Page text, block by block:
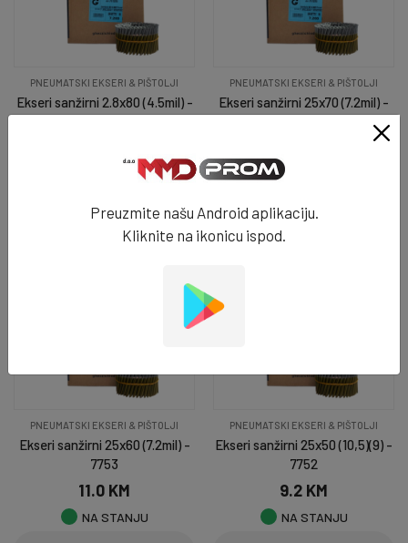
PNEUMATSKI EKSERI & PIŠTOLJI
Ekseri sanžirni 2.8x80 (4.5mil) -
NA STANJU
DODAJ U KORPU
PNEUMATSKI EKSERI & PIŠTOLJI
Ekseri sanžirni 25x70 (7.2mil) -
NA STANJU
DODAJ U KORPU
PNEUMATSKI EKSERI & PIŠTOLJI
Ekseri sanžirni 25x60 (7.2mil) -
7753
11.0 KM
NA STANJU
PNEUMATSKI EKSERI & PIŠTOLJI
Ekseri sanžirni 25x50 (10,5)(9) -
7752
9.2 KM
NA STANJU
Preuzmite našu Android aplikaciju.
Kliknite na ikonicu ispod.